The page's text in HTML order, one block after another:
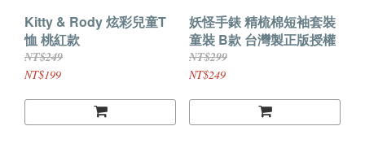
Kitty & Rody 炫彩兒童T
恤 桃紅款
NT$249
NT$199
妖怪手錶 精梳棉短袖套裝
童裝 B款 台灣製正版授權
NT$299
NT$249